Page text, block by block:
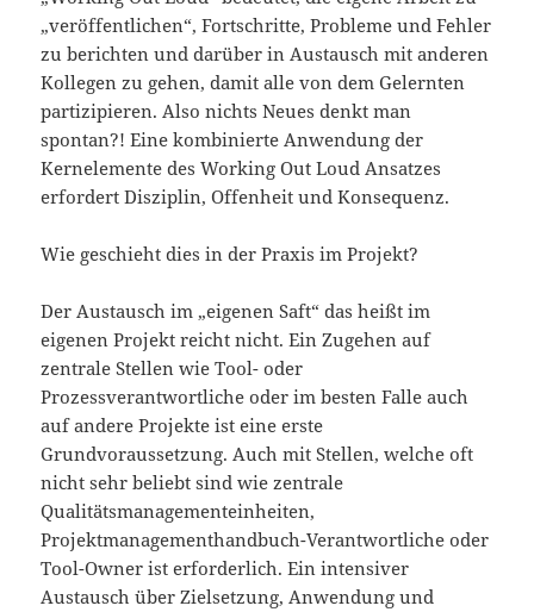
„veröffentlichen“, Fortschritte, Probleme und Fehler
zu berichten und darüber in Austausch mit anderen
Kollegen zu gehen, damit alle von dem Gelernten
partizipieren. Also nichts Neues denkt man
spontan?! Eine kombinierte Anwendung der
Kernelemente des Working Out Loud Ansatzes
erfordert Disziplin, Offenheit und Konsequenz.
Wie geschieht dies in der Praxis im Projekt?
Der Austausch im „eigenen Saft“ das heißt im
eigenen Projekt reicht nicht. Ein Zugehen auf
zentrale Stellen wie Tool- oder
Prozessverantwortliche oder im besten Falle auch
auf andere Projekte ist eine erste
Grundvoraussetzung. Auch mit Stellen, welche oft
nicht sehr beliebt sind wie zentrale
Qualitätsmanagementeinheiten,
Projektmanagementhandbuch-Verantwortliche oder
Tool-Owner ist erforderlich. Ein intensiver
Austausch über Zielsetzung, Anwendung und